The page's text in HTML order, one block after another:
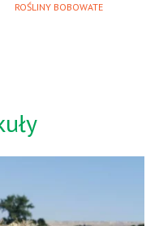
ROŚLINY BOBOWATE